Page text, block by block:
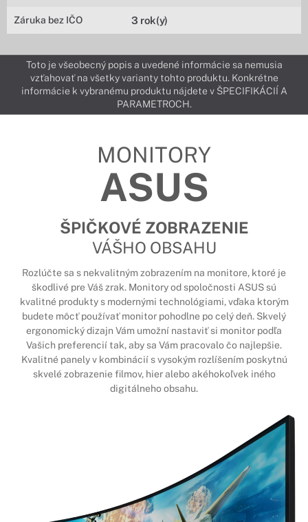
Záruka bez IČO 3 rok(y)
Toto je všeobecný popis a uvedené informácie sa nemusia
vzťahovať na všetky varianty tohto produktu. Konkrétne
informácie k vybranému produktu nájdete v ŠPECIFIKÁCIÍ A
PARAMETROCH.
MONITORY
ASUS
ŠPIČKOVÉ ZOBRAZENIE
VÁŠHO OBSAHU
Rozlúčte sa s nekvalitným zobrazením na monitore, ktoré je
škodlivé pre Váš zrak. Monitory od spoločnosti ASUS sú
kvalitné produkty s modernými technológiami, vďaka ktorým
budete môcť používať monitor pohodlne po celý deň. Skvelý
ergonomický dizajn Vám umožní nastaviť si monitor podľa
Vašich preferencií tak, aby sa Vám pracovalo čo najlepšie.
Kvalitné panely v kombinácií s vysokým rozlíšením poskytnú
skvelé zobrazenie filmov, hier alebo akéhokoľvek iného
digitálneho obsahu.